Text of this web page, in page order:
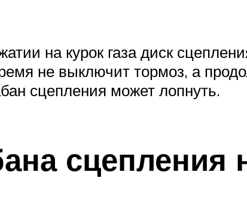
на курок газа диск
не выключит тормоз, а
сцепления может лопнуть.
сцепления